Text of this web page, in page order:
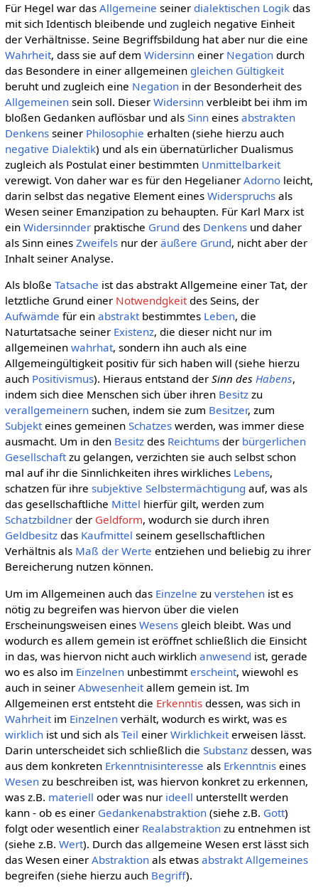
Für Hegel war das Allgemeine seiner dialektischen Logikdas
mit sich Identisch bleibende und zugleich negative Einheit
der Verhältnisse. Seine Begriffsbildung hat aber nur die eine
Wahrheit, dass sie auf dem Widersinneiner Negationdurch
das Besondere in einer allgemeinen gleichen Gültigkeit
beruht und zugleich eine Negationin der Besonderheit des
Allgemeinensein soll. Dieser Widersinnverbleibt bei ihm im
bloßen Gedanken auflösbar und als Sinneines abstrakten
Denkensseiner Philosophie erhalten (siehe hierzu auch
negative Dialektik) und als ein übernatürlicher Dualismus
zugleich als Postulat einer bestimmten Unmittelbarkeit
verewigt. Von daher war es für den Hegelianer Adornoleicht,
darin selbst das negative Element eines Widerspruchsals
Wesen seiner Emanzipation zu behaupten. Für Karl Marx ist
ein Widersinnderpraktische Grund des Denkensund daher
als Sinn eines Zweifelsnur der äußere Grund, nicht aber der
Inhalt seiner Analyse.
Als bloße Tatsache ist das abstrakt Allgemeine einer Tat, der
letztliche Grund einer Notwendgkeitdes Seins, der
Aufwämde für ein abstraktbestimmtes Leben, die
Naturtatsache seiner Existenz, die dieser nicht nur im
allgemeinen wahrhat, sondern ihn auch als eine
Allgemeingültigkeit positiv für sich haben will (siehe hierzu
auch Positivismus). Hieraus entstand der Sinn des Habens,
indem sich diee Menschen sich über ihren Besitzzu
verallgemeinernsuchen, indem sie zum Besitzer, zum
Subjekteines gemeinen Schatzeswerden, was immer diese
ausmacht. Um in den Besitzdes Reichtumsder bürgerlichen
Gesellschaftzu gelangen, verzichten sie auch selbst schon
mal auf ihr die Sinnlichkeiten ihres wirkliches Lebens,
schatzen für ihre subjektive Selbstermächtigung auf, was als
das gesellschaftliche Mittel hierfür gilt, werden zum
Schatzbildnerder Geldform, wodurch sie durch ihren
Geldbesitzdas Kaufmittel seinem gesellschaftlichen
Verhältnis als Maß der Werte entziehen und beliebig zu ihrer
Bereicherung nutzen können.
Um im Allgemeinen auch das Einzelne zu verstehenist es
nötig zu begreifen was hiervon über die vielen
Erscheinungsweisen eines Wesensgleich bleibt. Was und
wodurch es allem gemein ist eröffnet schließlich die Einsicht
in das, was hiervon nicht auch wirklich anwesend ist, gerade
wo es also im Einzelnenunbestimmterscheint, wiewohl es
auch in seiner Abwesenheitallem gemein ist. Im
Allgemeinen erst entsteht die Erkenntisdessen, was sich in
Wahrheitim Einzelnenverhält, wodurch es wirkt, was es
wirklichist und sich als Teil einer Wirklichkeiterweisen lässt.
Darin unterscheidet sich schließlich die Substanzdessen, was
aus dem konkreten Erkenntnisinteresse als Erkenntniseines
Wesenzu beschreiben ist, was hiervon konkret zu erkennen,
was z.B. materiell oder was nur ideell unterstellt werden
kann - ob es einer Gedankenabstraktion(siehe z.B. Gott)
folgt oder wesentlich einer Realabstraktionzu entnehmen ist
(siehe z.B. Wert). Durch das allgemeine Wesen erst lässt sich
das Wesen einer Abstraktionals etwas abstrakt Allgemeines
begreifen (siehe hierzu auch Begriff).